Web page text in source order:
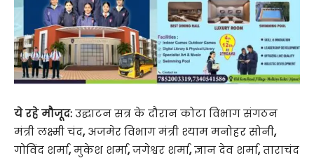
ये रहे मौजूद:उद्घाटन सत्र के दौरान कोटा विभाग संगठन
मंत्री लक्ष्मी चंद,अजमेर विभाग मंत्री श्याम मनोहर सोनी,
गोविंद शर्मा,मुकेश शर्मा,जगेश्वर शर्मा,ज्ञान देव शर्मा,ताराचंद